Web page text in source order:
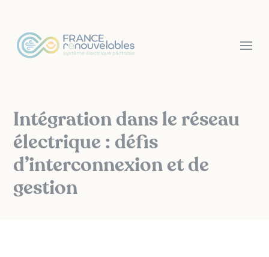
Intégration dans le réseau
électrique : défis
d’interconnexion et de
gestion